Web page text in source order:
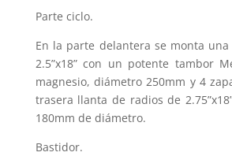
Parte ciclo.
En la parte delantera se monta
2.5”x18” con un potente tambor
magnesio, diámetro 250mm y 4
trasera llanta de radios de
180mm de diámetro.
Bastidor.